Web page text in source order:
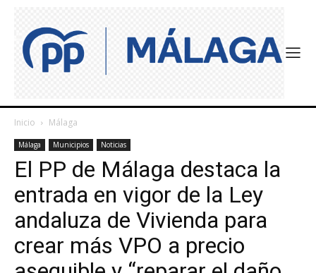
Inicio Málaga
Málaga Municipios Noticias
El PP de Málaga destaca la
entrada en vigor de la Ley
andaluza de Vivienda para
crear más VPO a precio